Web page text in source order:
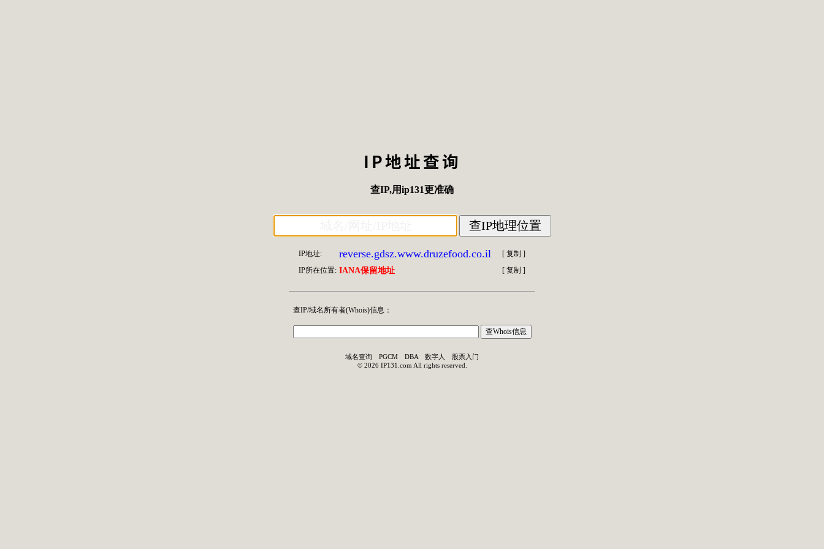
IP地址查询
查IP,用ip131更准确
IP地址: reverse.gdsz.www.druzefood.co.il [ 复制 ]
IP所在位置: IANA保留地址 [ 复制 ]
查IP/域名所有者(Whois)信息：
域名查询 PGCM DBA 数字人
股票入门
© 2026 IP131.com All rights reserved.